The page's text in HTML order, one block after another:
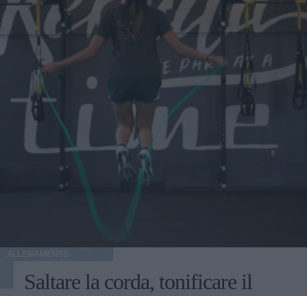
Saltare la corda, tonificare il